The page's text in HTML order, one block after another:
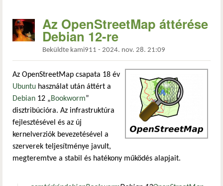
Az OpenStreetMap áttérése
Debian 12-re
Beküldte kami911 - 2024. nov. 28. 21:09
Az OpenStreetMap csapata 18 év
Ubuntu használat után áttért a
Debian 12 „Bookworm”
disztribúcióra. Az infrastruktúra
fejlesztésével és az új
kernelverziók bevezetésével a
szerverek teljesítménye javult,
megteremtve a stabil és hatékony működés alapjait.